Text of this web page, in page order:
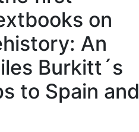
on
An
Burkitt´s
to Spain and